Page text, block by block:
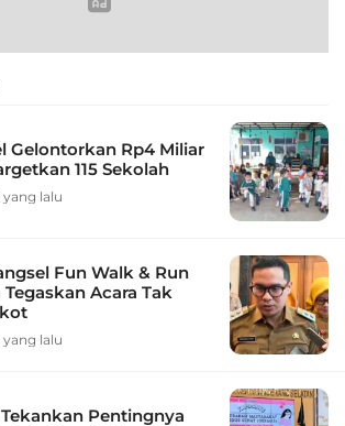
Gelontorkan Rp4 Miliar
115 Sekolah
yang lalu
Fun Walk & Run
Acara Tak
yang lalu
Pentingnya